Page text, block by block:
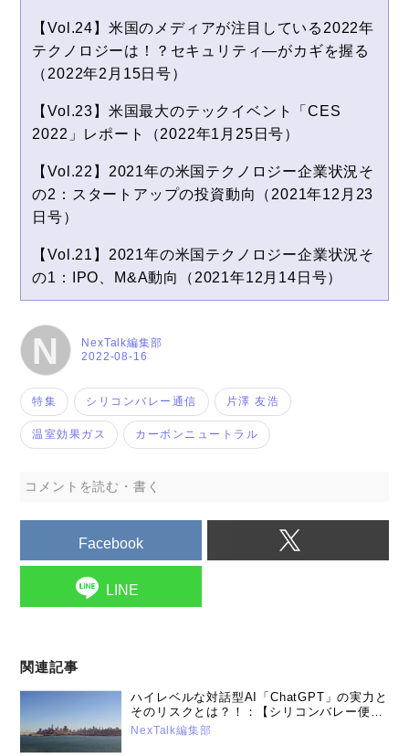
【Vol.24】米国のメディアが注目している2022年
テクノロジーは！？セキュリティ―がカギを握る
（2022年2月15日号）
【Vol.23】米国最大のテックイベント「CES
2022」レポート（2022年1月25日号）
【Vol.22】2021年の米国テクノロジー企業状況そ
の2：スタートアップの投資動向（2021年12月23
日号）
【Vol.21】2021年の米国テクノロジー企業状況そ
の1：IPO、M&A動向（2021年12月14日号）
N 2022-08-16
NexTalk編集部
特集 シリコンバレー通信 片澤 友浩
温室効果ガス カーボンニュートラル
コメントを読む・書く
Facebook
LINE
関連記事
ハイレベルな対話型AI「ChatGPT」の実力と
そのリスクとは？！：【シリコンバレー便り
Vol.36＜最終回＞】（2023年2月14日号）
NexTalk編集部